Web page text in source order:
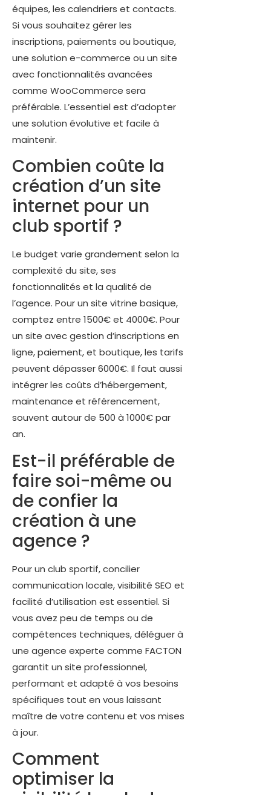
équipes, les calendriers et contacts.
Si vous souhaitez gérer les
inscriptions, paiements ou boutique,
une solution e-commerce ou un site
avec fonctionnalités avancées
comme WooCommerce sera
préférable. L’essentiel est d’adopter
une solution évolutive et facile à
maintenir.
Combien coûte la
création d’un site
internet pour un
club sportif ?
Le budget varie grandement selon la
complexité du site, ses
fonctionnalités et la qualité de
l’agence. Pour un site vitrine basique,
comptez entre 1500€ et 4000€. Pour
un site avec gestion d’inscriptions en
ligne, paiement, et boutique, les tarifs
peuvent dépasser 6000€. Il faut aussi
intégrer les coûts d’hébergement,
maintenance et référencement,
souvent autour de 500 à 1000€ par
an.
Est-il préférable de
faire soi-même ou
de confier la
création à une
agence ?
Pour un club sportif, concilier
communication locale, visibilité SEO et
facilité d’utilisation est essentiel. Si
vous avez peu de temps ou de
compétences techniques, déléguer à
une agence experte comme FACTON
garantit un site professionnel,
performant et adapté à vos besoins
spécifiques tout en vous laissant
maître de votre contenu et vos mises
à jour.
Comment
optimiser la